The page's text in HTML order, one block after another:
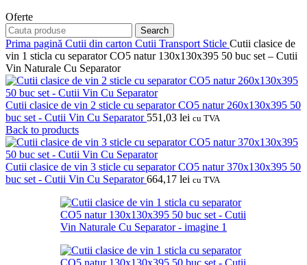
Oferte
Search
Prima pagină Cutii din carton Cutii Transport Sticle Cutii clasice de
vin 1 sticla cu separator CO5 natur 130x130x395 50 buc set – Cutii
Vin Naturale Cu Separator
Cutii clasice de vin 2 sticle cu separator CO5 natur 260x130x395 50
buc set - Cutii Vin Cu Separator 551,03 lei cu TVA
Back to products
Cutii clasice de vin 3 sticle cu separator CO5 natur 370x130x395 50
buc set - Cutii Vin Cu Separator664,17 lei cu TVA